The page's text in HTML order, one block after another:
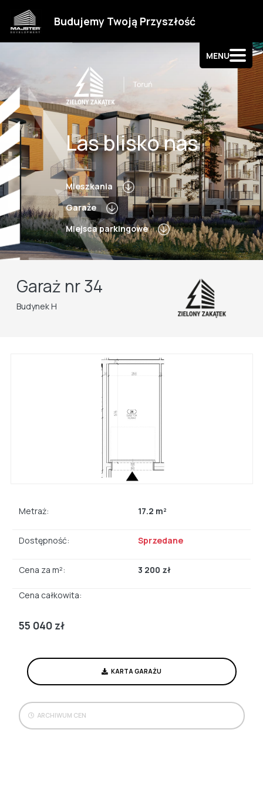
Budujemy Twoją Przyszłość
MENU
Kontakt
Las blisko nas
Mieszkania
Garaże
Miejsca parkingowe
Garaż nr 34
Budynek H
Metraż: 17.2 m²
Dostępność: Sprzedane
Cena za m²: 3 200 zł
Cena całkowita:
55 040 zł
KARTA GARAŻU
ARCHIWUM CEN